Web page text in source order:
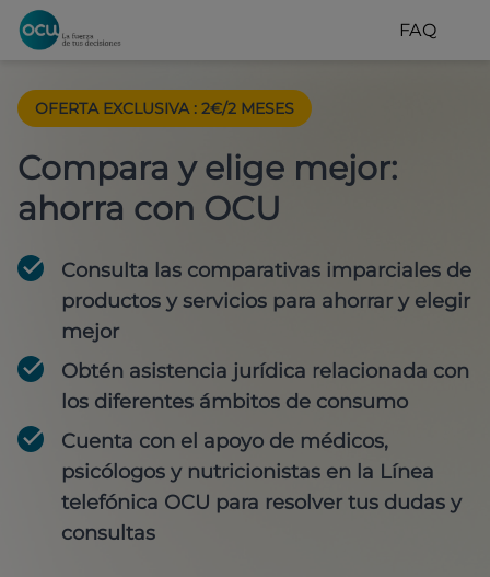
FAQ
OFERTA EXCLUSIVA : 2€/2 MESES
Compara y elige mejor:
ahorra con OCU
Consulta las comparativas imparciales de
productos y servicios para ahorrar y elegir
mejor
Obtén asistencia jurídica relacionada con
los diferentes ámbitos de consumo
Cuenta con el apoyo de médicos,
psicólogos y nutricionistas en la Línea
telefónica OCU para resolver tus dudas y
consultas